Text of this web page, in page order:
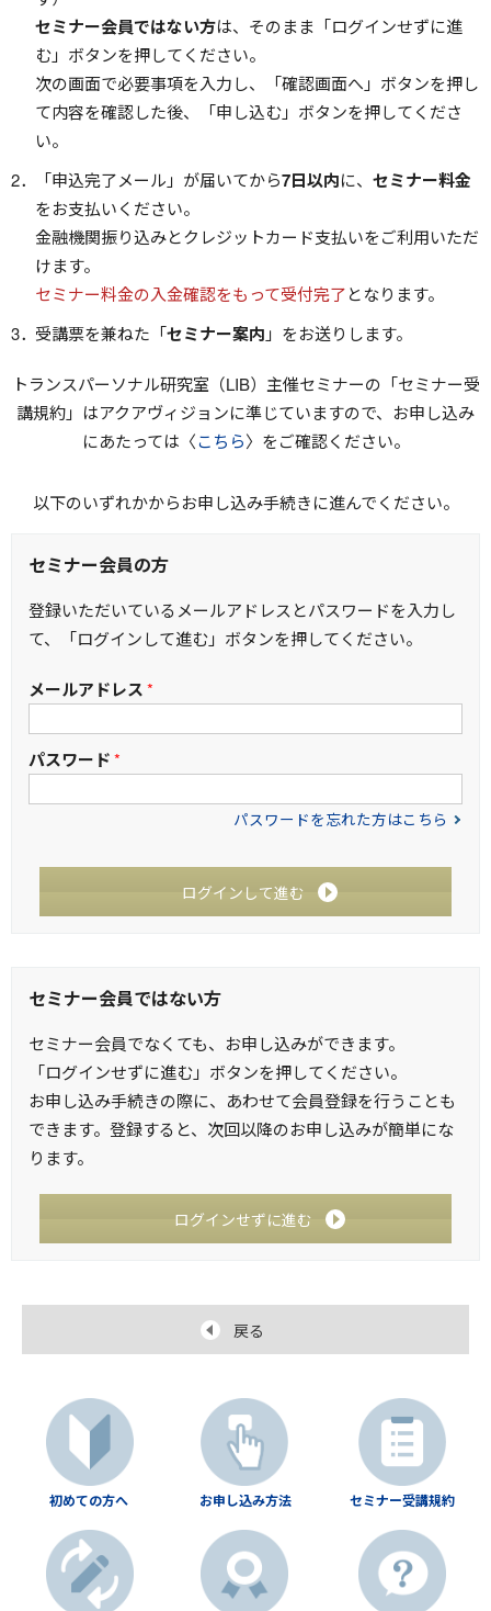
セミナー会員ではない方は、そのまま「ログインせずに進
む」ボタンを押してください。
次の画面で必要事項を入力し、「確認画面へ」ボタンを押し
て内容を確認した後、「申し込む」ボタンを押してくださ
い。
「申込完了メール」が届いてから7日以内に、 セミナー料金
をお支払いください。
金融機関振り込みとクレジットカード支払いをご利用いただ
けます。
セミナー料金の入金確認をもって受付完了となります。
受講票を兼ねた「セミナー案内 」をお送りします。
トランスパーソナル研究室（LIB）主催セミナーの「セミナー受
講規約」はアクアヴィジョンに準じていますので、お申し込み
にあたっては〈こちら〉をご確認ください。
以下のいずれかからお申し込み手続きに進んでください。
セミナー会員の方
登録いただいているメールアドレスとパスワードを入力し
て、「ログインして進む」ボタンを押してください。
メールアドレス*
パスワード*
パスワードを忘れた方はこちら
ログインして進む
セミナー会員ではない方
セミナー会員でなくても、お申し込みができます。
「ログインせずに進む」ボタンを押してください。
お申し込み手続きの際に、あわせて会員登録を行うことも
できます。登録すると、次回以降のお申し込みが簡単にな
ります。
ログインせずに進む
戻る
初めての方へ お申し込み方法 セミナー受講規約